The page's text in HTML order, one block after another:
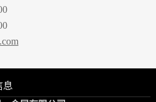
息